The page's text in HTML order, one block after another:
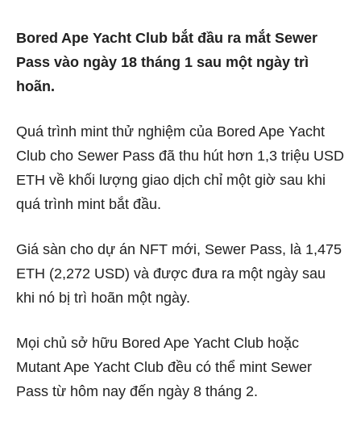
Bored Ape Yacht Club bắt đầu ra mắt Sewer
Pass vào ngày 18 tháng 1 sau một ngày trì
hoãn.
Quá trình mint thử nghiệm của Bored Ape Yacht
Club cho Sewer Pass đã thu hút hơn 1,3 triệu USD
ETH về khối lượng giao dịch chỉ một giờ sau khi
quá trình mint bắt đầu.
Giá sàn cho dự án NFT mới, Sewer Pass, là 1,475
ETH (2,272 USD) và được đưa ra một ngày sau
khi nó bị trì hoãn một ngày.
Mọi chủ sở hữu Bored Ape Yacht Club hoặc
Mutant Ape Yacht Club đều có thể mint Sewer
Pass từ hôm nay đến ngày 8 tháng 2.